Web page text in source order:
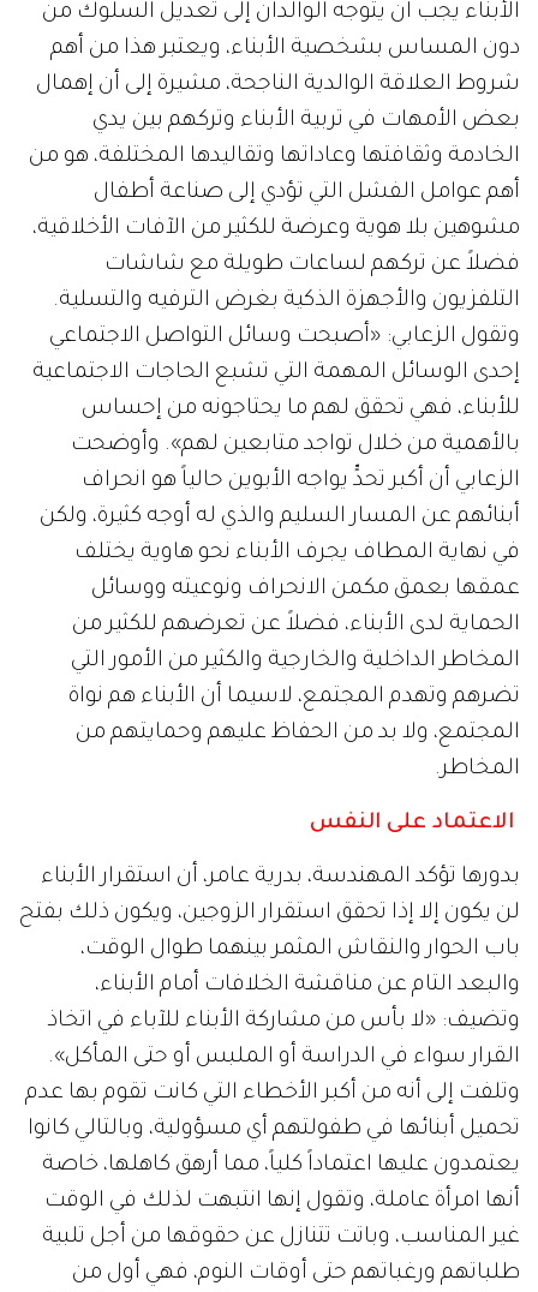
الأبناء يجب أن يتوجه الوالدان إلى تعديل السلوك من
دون المساس بشخصية الأبناء، ويعتبر هذا من أهم
شروط العلاقة الوالدية الناجحة، مشيرة إلى أن إهمال
بعض الأمهات في تربية الأبناء وتركهم بين يدي
الخادمة وثقافتها وعاداتها وتقاليدها المختلفة، هو من
أهم عوامل الفشل التي تؤدي إلى صناعة أطفال
مشوهين بلا هوية وعرضة للكثير من الآفات الأخلاقية،
فضلاً عن تركهم لساعات طويلة مع شاشات
التلفزيون والأجهزة الذكية بغرض الترفيه والتسلية.
وتقول الزعابي: «أصبحت وسائل التواصل الاجتماعي
إحدى الوسائل المهمة التي تشبع الحاجات الاجتماعية
للأبناء، فهي تحقق لهم ما يحتاجونه من إحساس
بالأهمية من خلال تواجد متابعين لهم». وأوضحت
الزعابي أن أكبر تحدٍّ يواجه الأبوين حالياً هو انحراف
أبنائهم عن المسار السليم والذي له أوجه كثيرة، ولكن
في نهاية المطاف يجرف الأبناء نحو هاوية يختلف
عمقها بعمق مكمن الانحراف ونوعيته ووسائل
الحماية لدى الأبناء، فضلاً عن تعرضهم للكثير من
المخاطر الداخلية والخارجية والكثير من الأمور التي
تضرهم وتهدم المجتمع، لاسيما أن الأبناء هم نواة
المجتمع، ولا بد من الحفاظ عليهم وحمايتهم من
المخاطر.
الاعتماد على النفس
بدورها تؤكد المهندسة، بدرية عامر، أن استقرار الأبناء
لن يكون إلا إذا تحقق استقرار الزوجين، ويكون ذلك بفتح
باب الحوار والنقاش المثمر بينهما طوال الوقت،
والبعد التام عن مناقشة الخلافات أمام الأبناء،
وتضيف: «لا بأس من مشاركة الأبناء للآباء في اتخاذ
القرار سواء في الدراسة أو الملبس أو حتى المأكل».
وتلفت إلى أنه من أكبر الأخطاء التي كانت تقوم بها عدم
تحميل أبنائها في طفولتهم أي مسؤولية، وبالتالي كانوا
يعتمدون عليها اعتماداً كلياً، مما أرهق كاهلها، خاصة
أنها امرأة عاملة، وتقول إنها انتبهت لذلك في الوقت
غير المناسب، وباتت تتنازل عن حقوقها من أجل تلبية
طلباتهم ورغباتهم حتى أوقات النوم، فهي أول من